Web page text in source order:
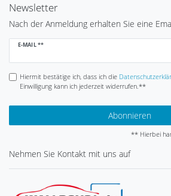
Newsletter
Nach der Anmeldung erhalten Sie eine
E-MAIL **
Newsletter
Hiermit bestätige ich, dass ich die
Einwilligung kann ich jederzeit widerrufen.**
Abonnieren
** Hierbei
Nehmen Sie Kontakt mit uns auf